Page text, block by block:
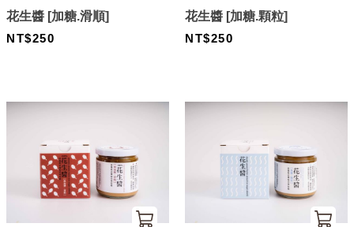
花生醬 [加糖.滑順]
NT$250
花生醬 [加糖.顆粒]
NT$250